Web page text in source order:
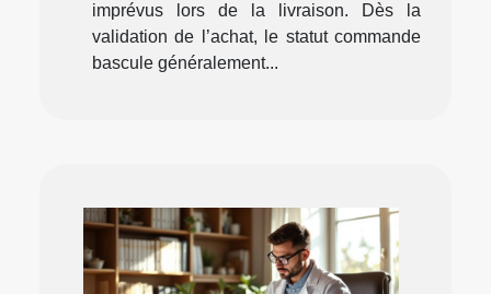
imprévus lors de la livraison. Dès la
validation de l’achat, le statut commande
bascule généralement...